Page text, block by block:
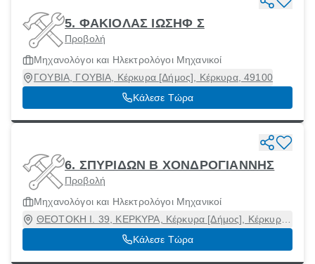
5. ΦΑΚΙΟΛΑΣ ΙΩΣΗΦ Σ
Προβολή
Μηχανολόγοι και Ηλεκτρολόγοι Μηχανικοί
ΓΟΥΒΙΑ, ΓΟΥΒΙΑ, Κέρκυρα [Δήμος], Κέρκυρα, 49100
Κάλεσε Τώρα
6. ΣΠΥΡΙΔΩΝ Β ΧΟΝΔΡΟΓΙΑΝΝΗΣ
Προβολή
Μηχανολόγοι και Ηλεκτρολόγοι Μηχανικοί
ΘΕΟΤΟΚΗ Ι. 39, ΚΕΡΚΥΡΑ, Κέρκυρα [Δήμος], Κέρκυρα,
49100
Κάλεσε Τώρα